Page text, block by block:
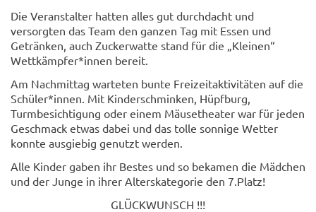
Die Veranstalter hatten alles gut durchdacht und
versorgten das Team den ganzen Tag mit Essen und
Getränken, auch Zuckerwatte stand für die „Kleinen“
Wettkämpfer*innen bereit.
Am Nachmittag warteten bunte Freizeitaktivitäten auf die
Schüler*innen. Mit Kinderschminken, Hüpfburg,
Turmbesichtigung oder einem Mäusetheater war für jeden
Geschmack etwas dabei und das tolle sonnige Wetter
konnte ausgiebig genutzt werden.
Alle Kinder gaben ihr Bestes und so bekamen die Mädchen
und der Junge in ihrer Alterskategorie den 7.Platz!
GLÜCKWUNSCH !!!